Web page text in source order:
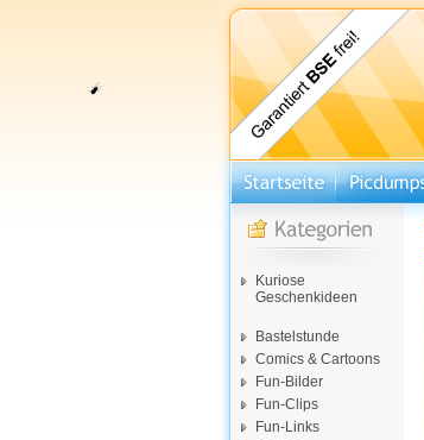
Kuriose
Geschenkideen
Bastelstunde
Comics & Cartoons
Fun-Bilder
Fun-Clips
Fun-Links